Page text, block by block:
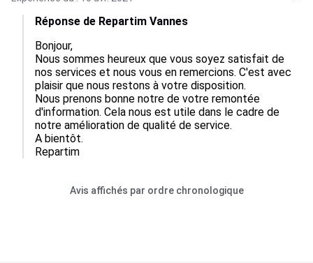
Réponse de Repartim Vannes
Bonjour,
Nous sommes heureux que vous soyez satisfait de
nos services et nous vous en remercions. C'est avec
plaisir que nous restons à votre disposition.
Nous prenons bonne notre de votre remontée
d'information. Cela nous est utile dans le cadre de
notre amélioration de qualité de service.
A bientôt.
Avis affichés par ordre chronologique